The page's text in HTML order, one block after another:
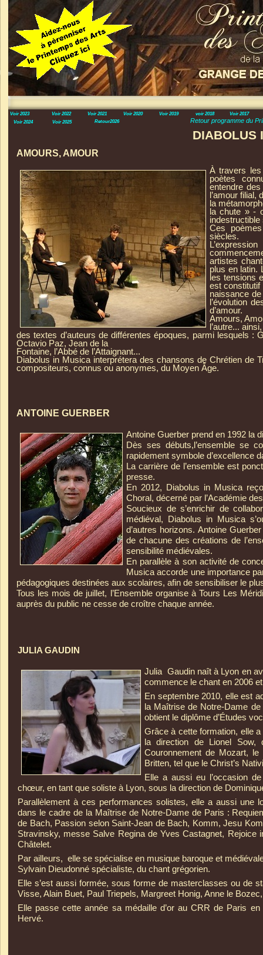
ANTOINE GUERBER
Antoine Guerber prend en 1992 la
Dès ses débuts,l’ensemble se
rapidement symbole d’excellence
La carrière de l’ensemble est
presse.
En 2012, Diabolus in Musica
Choral, décerné par l’Académie
Soucieux de s’enrichir de
médiéval, Diabolus in Musica
d’autres horizons. Antoine
de chacune des créations de
sensibilité médiévales.
En parallèle à son activité de
Musica accorde une importance
pédagogiques destinées aux scolaires, afin de sensibiliser le
Tous les mois de juillet, l’Ensemble organise à Tours Les
auprès du public ne cesse de croître chaque année.
DIABOLUS
Retour programme du
AMOURS, AMOUR
Àtravers les
poètes
entendre
l’amour filial,
la
la chute » -
Ces
siècles.
L’
artistes
plus en latin.
les tensions
est constitutif
naissance
l’évolution
d’amour.
Amours,
l’autre...
des textes d’auteurs de dif­férentes époques, parmi lesquels :
Octavio Paz, Jean de la
Fontaine, l’Abbé de l’Attaignant...
Diabolus in Musica interprétera des chansons de Chrétien de
compositeurs, connus ou anonymes, du Moyen Âge.
JULIA GAUDIN
Julia Gaudin naît à Lyon en
commence le chant en 2006
En septembre 2010, elle est
la Maîtrise de Notre-Dame
obtient le diplôme d’Études
Grâce à cette formation, elle
la direction de Lionel
Couronnement de Mozart,
Britten, tel que le Christ’s
Elle a aussi eu l’occasion
chœur, en tant que soliste à Lyon, sous la direction de
Parallèlement à ces performances solistes, elle a aussi
dans le cadre de la Maîtrise de Notre-Dame de Paris :
de Bach, Passion selon Saint-Jean de Bach, Komm, Jesu
Stravinsky, messe Salve Regina de Yves Castagnet,
Châtelet.
Par ailleurs, elle se spécialise en musique baroque et
Sylvain Dieudonné spécialiste, du chant grégorien.
Elle s’est aussi formée, sous forme de masterclasses ou de
Visse, Alain Buet, Paul Triepels, Margreet Honig, Anne le
Elle passe cette année sa médaille d’or au CRR de Paris
Hervé.
Voir 2023 Voir 2022 Voir 2021 Voir 2020 Voir 2019 voir 2018
Voir 2017
Voir 2024
Voir 2025 Retour2026